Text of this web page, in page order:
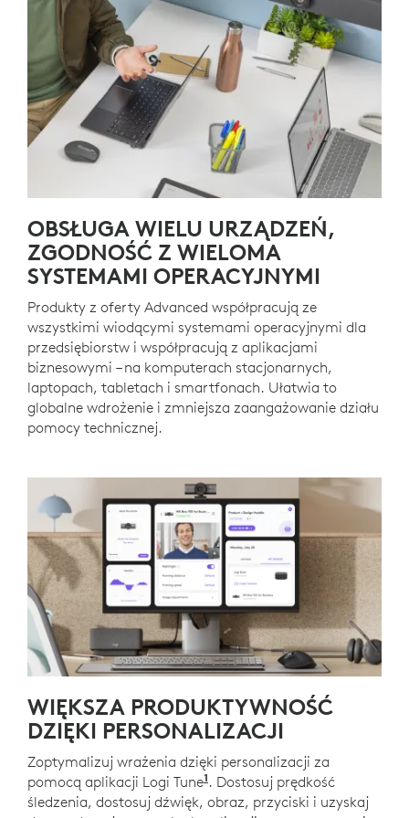
OBSŁUGA WIELU URZĄDZEŃ,
ZGODNOŚĆ Z WIELOMA
SYSTEMAMI OPERACYJNYMI
Produkty z oferty Advanced współpracują ze
wszystkimi wiodącymi systemami operacyjnymi dla
przedsiębiorstw i współpracują z aplikacjami
biznesowymi – na komputerach stacjonarnych,
laptopach, tabletach i smartfonach. Ułatwia to
globalne wdrożenie i zmniejsza zaangażowanie działu
pomocy technicznej.
WIĘKSZA PRODUKTYWNOŚĆ
DZIĘKI PERSONALIZACJI
Zoptymalizuj wrażenia dzięki personalizacji za
pomocą aplikacji Logi Tune1 Dostępne dla systemów
. Dostosuj prędkość
śledzenia, dostosuj dźwięk, obraz, przyciski i uzyskaj